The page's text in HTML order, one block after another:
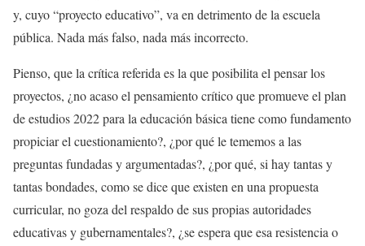
y, cuyo “proyecto educativo”, va en detrimento de la escuela
pública. Nada más falso, nada más incorrecto.
Pienso, que la crítica referida es la que posibilita el pensar los
proyectos, ¿no acaso el pensamiento crítico que promueve el plan
de estudios 2022 para la educación básica tiene como fundamento
propiciar el cuestionamiento?, ¿por qué le tememos a las
preguntas fundadas y argumentadas?, ¿por qué, si hay tantas y
tantas bondades, como se dice que existen en una propuesta
curricular, no goza del respaldo de sus propias autoridades
educativas y gubernamentales?, ¿se espera que esa resistencia o